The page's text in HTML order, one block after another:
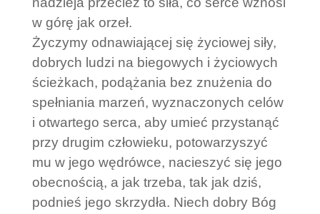
w górę jak orzeł.
Życzymy odnawiającej się życiowej siły,
dobrych ludzi na biegowych i życiowych
ścieżkach, podążania bez znużenia do
spełniania marzeń, wyznaczonych celów
i otwartego serca, aby umieć przystanąć
przy drugim człowieku, potowarzyszyć
mu w jego wędrówce, nacieszyć się jego
obecnością, a jak trzeba, tak jak dziś,
podnieś jego skrzydła. Niech dobry Bóg